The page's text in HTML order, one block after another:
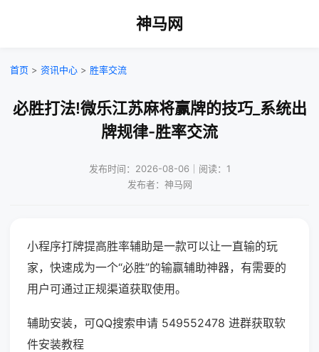
神马网
首页 > 资讯中心 > 胜率交流
必胜打法!微乐江苏麻将赢牌的技巧_系统出
牌规律-胜率交流
发布时间：2026-08-06｜阅读：1
发布者：神马网
小程序打牌提高胜率辅助是一款可以让一直输的玩
家，快速成为一个“必胜”的输赢辅助神器，有需要的
用户可通过正规渠道获取使用。
辅助安装，可QQ搜索申请 549552478 进群获取软
件安装教程